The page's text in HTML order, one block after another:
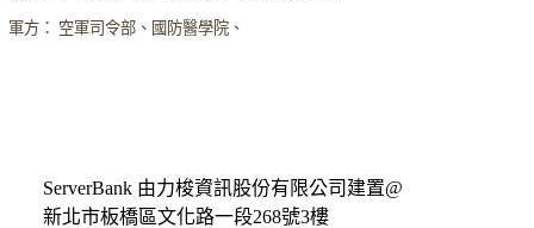
軍方： 空軍司令部、國防醫學院、
ServerBank 由力梭資訊股份有限公司建置@
新北市板橋區文化路一段268號3樓